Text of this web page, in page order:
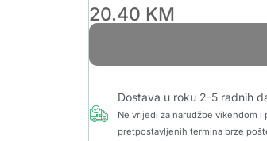
20.40 KM
Dostava u roku 2-5 radnih
Ne vrijedi za narudžbe vikendom
pretpostavljenih termina brze